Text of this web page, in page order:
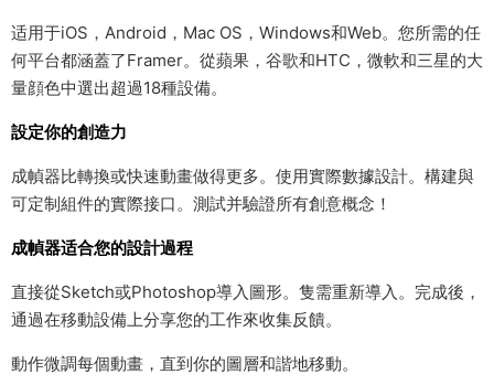
适用于iOS，Android，Mac OS，Windows和Web。您所需的任
何平台都涵蓋了Framer。從蘋果，谷歌和HTC，微軟和三星的大
量顔色中選出超過18種設備。
設定你的創造力
成幀器比轉換或快速動畫做得更多。使用實際數據設計。構建與
可定制組件的實際接口。測試并驗證所有創意概念！
成幀器适合您的設計過程
直接從Sketch或Photoshop導入圖形。隻需重新導入。完成後，
通過在移動設備上分享您的工作來收集反饋。
動作微調每個動畫，直到你的圖層和諧地移動。